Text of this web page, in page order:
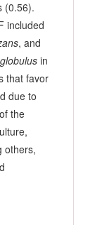
(0.56).
included
, and
in
that favor
due to
the
others,